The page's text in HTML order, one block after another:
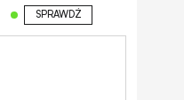
SPRAWDŹ